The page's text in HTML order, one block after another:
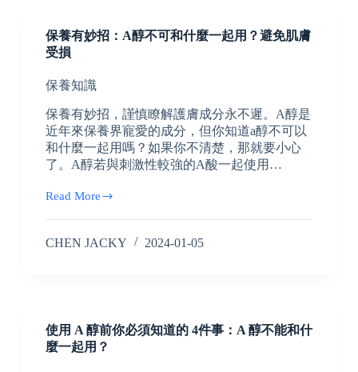
保養有妙招：A醇不可和什麼一起用？避免肌膚
受損
保養知識
保養有妙招，謹慎瞭解護膚成分永不遲。A醇是
近年來保養界寵愛的成分，但你知道a醇不可以
和什麼一起用嗎？如果你不清楚，那就要小心
了。A醇若與刺激性較強的A酸一起使用…
Read More
CHEN JACKY 2024-01-05
使用 A 醇前你必須知道的 4件事：A 醇不能和什
麼一起用？